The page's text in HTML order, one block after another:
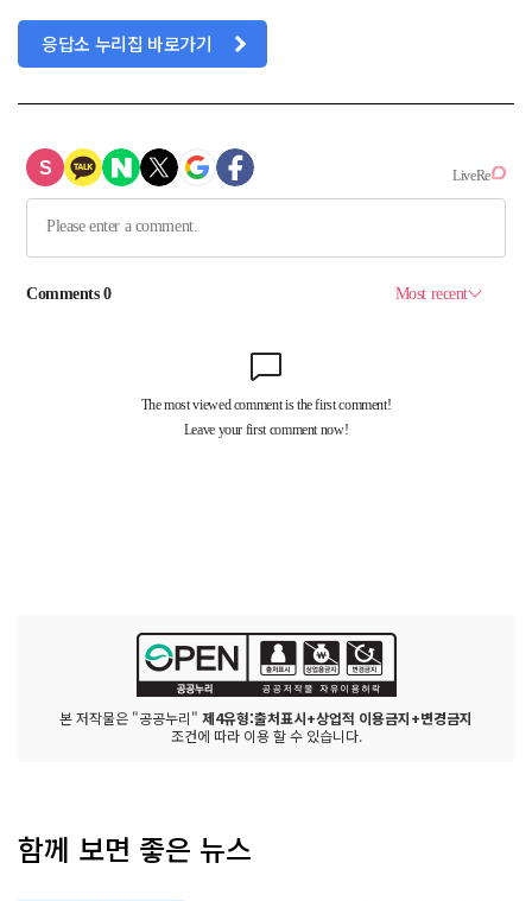
응답소 누리집 바로가기
본 저작물은 "공공누리" 제4유형:출처표시+상업적 이용금지+변경금지
조건에 따라 이용 할 수 있습니다.
함께 보면 좋은 뉴스